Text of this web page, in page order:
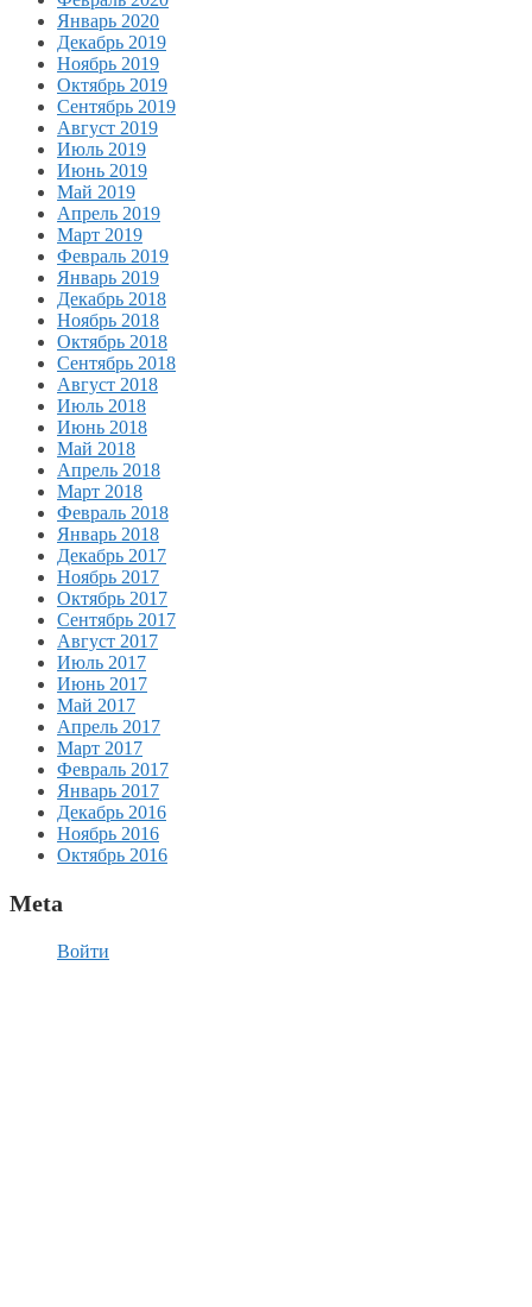
Январь 2020
Декабрь 2019
Ноябрь 2019
Октябрь 2019
Сентябрь 2019
Август 2019
Июль 2019
Июнь 2019
Май 2019
Апрель 2019
Март 2019
Февраль 2019
Январь 2019
Декабрь 2018
Ноябрь 2018
Октябрь 2018
Сентябрь 2018
Август 2018
Июль 2018
Июнь 2018
Май 2018
Апрель 2018
Март 2018
Февраль 2018
Январь 2018
Декабрь 2017
Ноябрь 2017
Октябрь 2017
Сентябрь 2017
Август 2017
Июль 2017
Июнь 2017
Май 2017
Апрель 2017
Март 2017
Февраль 2017
Январь 2017
Декабрь 2016
Ноябрь 2016
Октябрь 2016
Meta
Войти